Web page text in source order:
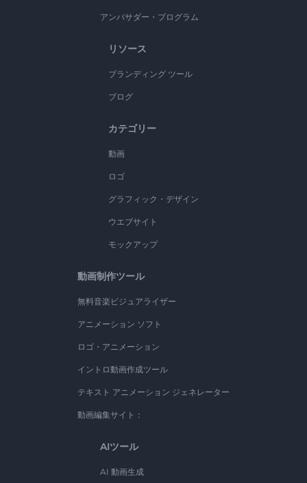
アンバサダー・プログラム
リソース
ブランディング ツール
ブログ
カテゴリー
動画
ロゴ
グラフィック・デザイン
ウエブサイト
モックアップ
動画制作ツール
無料音楽ビジュアライザー
アニメーション ソフト
ロゴ・アニメーション
イントロ動画作成ツール
テキスト アニメーション ジェネレーター
動画編集サイト：
AIツール
AI 動画生成